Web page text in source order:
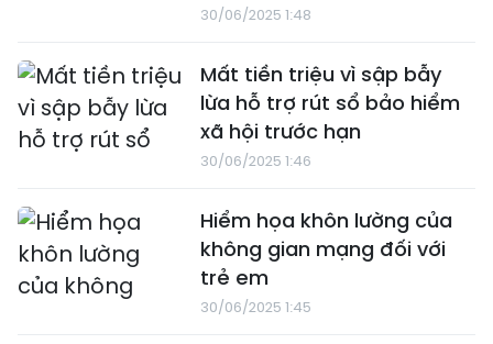
30/06/2025 1:48
Mất tiền triệu vì sập bẫy
lừa hỗ trợ rút sổ bảo hiểm
xã hội trước hạn
30/06/2025 1:46
Hiểm họa khôn lường của
không gian mạng đối với
trẻ em
30/06/2025 1:45